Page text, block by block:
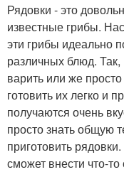
Рядовки - это
известные грибы.
эти грибы идеально
различных блюд. Так,
варить или же
готовить их легко и
получаются очень
просто знать общую
приготовить
сможет внести что-